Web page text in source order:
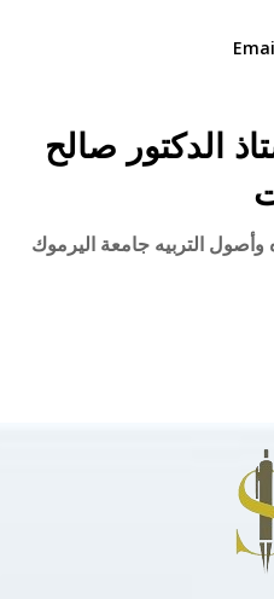
الدكتور صالح
وأصول التربيه جامعة اليرموك